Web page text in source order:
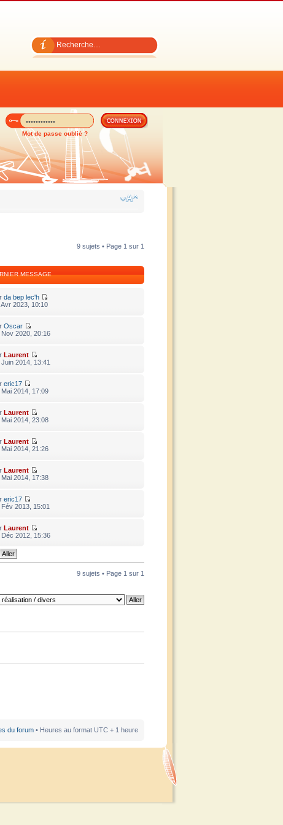
Mot de passe oublié ?
9 sujets • Page 1 sur 1
MESSAGE
da bep lec'h
Avr 2023, 10:10
Oscar
Nov 2020, 20:16
Laurent
2014, 13:41
eric17
Mai 2014, 17:09
Laurent
Mai 2014, 23:08
Laurent
Mai 2014, 21:26
Laurent
Mai 2014, 17:38
eric17
Fév 2013, 15:01
Laurent
Déc 2012, 15:36
9 sujets • Page 1 sur 1
du forum • Heures au format UTC + 1 heure